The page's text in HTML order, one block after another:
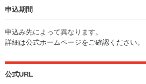
申込期間
申込み先によって異なります。
詳細は公式ホームページをご確認ください。
公式URL